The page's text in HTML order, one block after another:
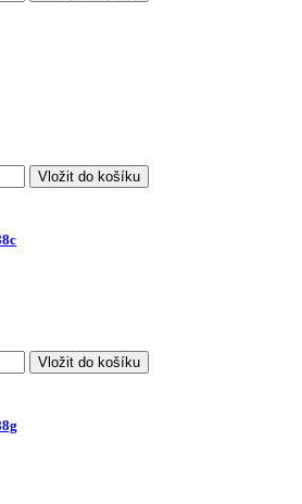
Vložit do košíku
Vložit do košíku